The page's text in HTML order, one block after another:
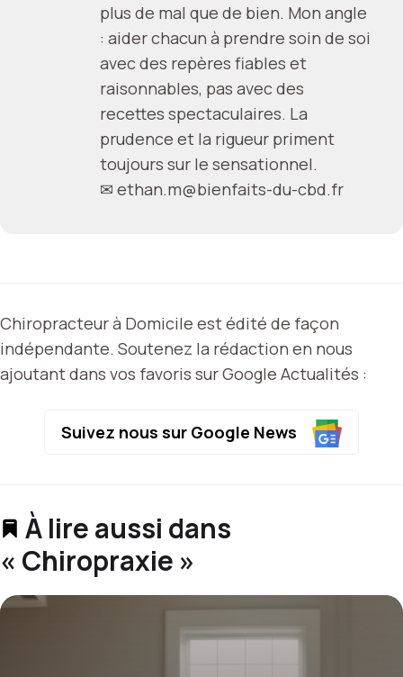
plus de mal que de bien. Mon angle
: aider chacun à prendre soin de soi
avec des repères fiables et
raisonnables, pas avec des
recettes spectaculaires. La
prudence et la rigueur priment
toujours sur le sensationnel.
✉ ethan.m@bienfaits-du-cbd.fr
Chiropracteur à Domicile est édité de façon
indépendante. Soutenez la rédaction en nous
ajoutant dans vos favoris sur Google Actualités :
Suivez nous sur Google News
À lire aussi dans
« Chiropraxie »